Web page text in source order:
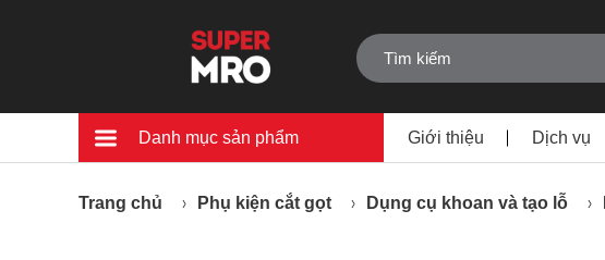
Danh mục sản phẩm Giới thiệu Dịch vụ
Trang chủ Phụ kiện cắt gọt Dụng cụ khoan và tạo lỗ